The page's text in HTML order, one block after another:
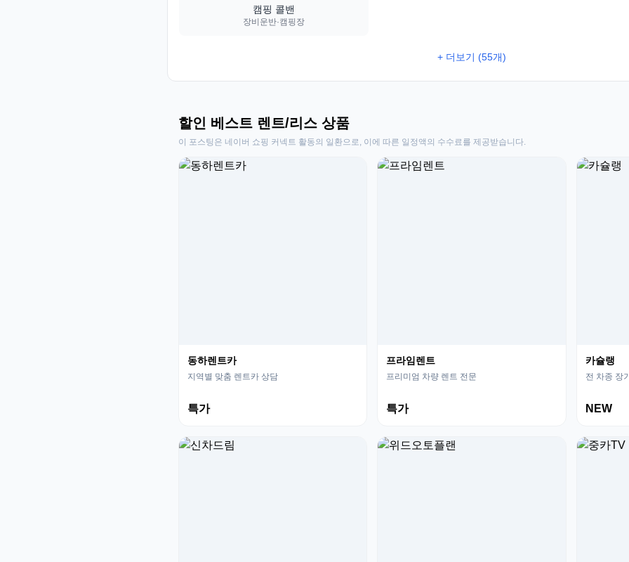
캠핑 콜밴
장비운반·캠핑장
+ 더보기 (55개)
할인 베스트 렌트/리스 상품
이 포스팅은 네이버 쇼핑 커넥트 활동의 일환으로, 이에 따른 일정액의 수수료를 제공받습니다.
동하렌트카
지역별 맞춤 렌트카 상담
특가
프라임렌트
프리미엄 차량 렌트 전문
특가
카슐랭
전 차종 장
NEW